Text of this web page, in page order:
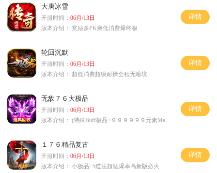
大唐冰雪
开服时间： 06月/13日
版本介绍： 奖励多PK爽低消费爆终极
详情
轮回沉默
开服时间： 06月/13日
版本介绍：
超低消费超级耐操全程无暗坑
详情
无敌７６大极品
开服时间： 06月/13日
版本介绍： (特殊Buff极品+９９９９９９元素Max）
详情
１７６精品复古
开服时间： 06月/13日
版本介绍： 小极品+5道法超猛爆率高新版必火
详情